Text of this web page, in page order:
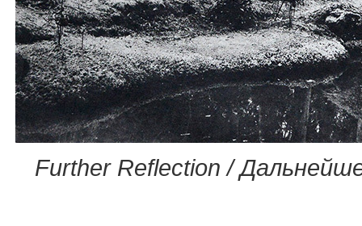
Further Reflection /